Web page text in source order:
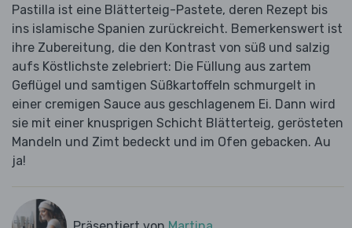
Pastilla ist eine Blätterteig-Pastete, deren Rezept bis
ins islamische Spanien zurückreicht. Bemerkenswert ist
ihre Zubereitung, die den Kontrast von süß und salzig
aufs Köstlichste zelebriert: Die Füllung aus zartem
Geflügel und samtigen Süßkartoffeln schmurgelt in
einer cremigen Sauce aus geschlagenem Ei. Dann wird
sie mit einer knusprigen Schicht Blätterteig, gerösteten
Mandeln und Zimt bedeckt und im Ofen gebacken. Au
ja!